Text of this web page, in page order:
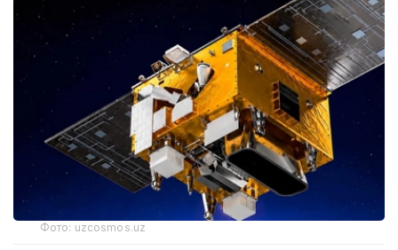
Фото: uzcosmos.uz